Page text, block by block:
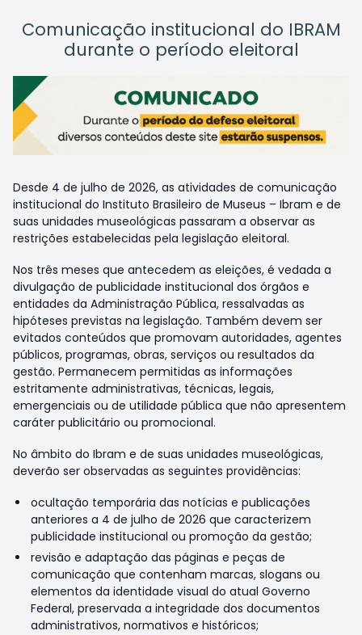
Comunicação institucional do IBRAM
durante o período eleitoral
Desde 4 de julho de 2026, as atividades de comunicação
institucional do Instituto Brasileiro de Museus – Ibram e de
suas unidades museológicas passaram a observar as
restrições estabelecidas pela legislação eleitoral.
Nos três meses que antecedem as eleições, é vedada a
divulgação de publicidade institucional dos órgãos e
entidades da Administração Pública, ressalvadas as
hipóteses previstas na legislação. Também devem ser
evitados conteúdos que promovam autoridades, agentes
públicos, programas, obras, serviços ou resultados da
gestão. Permanecem permitidas as informações
estritamente administrativas, técnicas, legais,
emergenciais ou de utilidade pública que não apresentem
caráter publicitário ou promocional.
No âmbito do Ibram e de suas unidades museológicas,
deverão ser observadas as seguintes providências:
ocultação temporária das notícias e publicações
anteriores a 4 de julho de 2026 que caracterizem
publicidade institucional ou promoção da gestão;
revisão e adaptação das páginas e peças de
comunicação que contenham marcas, slogans ou
elementos da identidade visual do atual Governo
Federal, preservada a integridade dos documentos
administrativos, normativos e históricos;